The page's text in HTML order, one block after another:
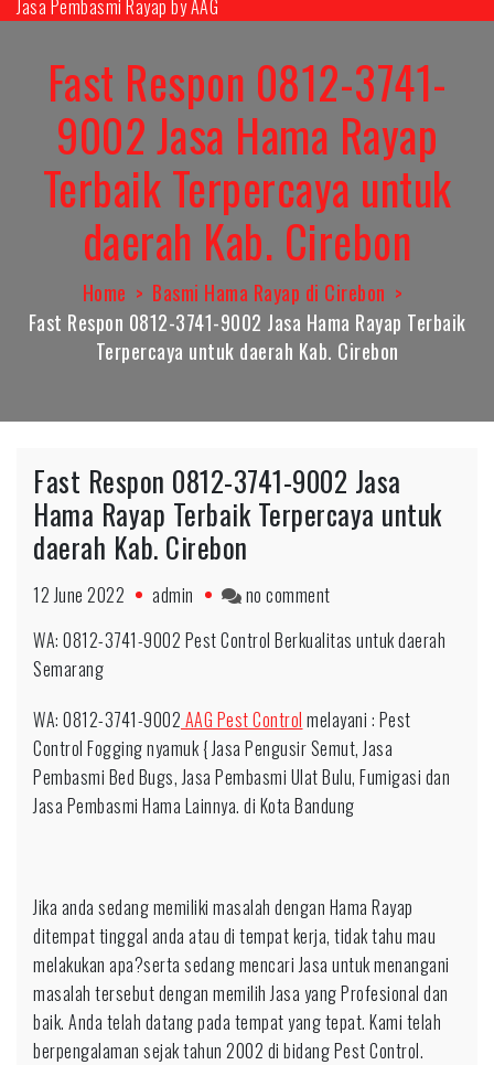
Skip
content
Jasa Pembasmi Rayap by AAG
Fast Respon 0812-3741-
9002 Jasa Hama Rayap
Terbaik Terpercaya untuk
daerah Kab. Cirebon
Home
Basmi Hama Rayap di Cirebon
Fast Respon 0812-3741-9002 Jasa Hama Rayap Terbaik
Terpercaya untuk daerah Kab. Cirebon
Fast Respon 0812-3741-9002 Jasa
Hama Rayap Terbaik Terpercaya untuk
daerah Kab. Cirebon
12 June 2022 admin no commenton
Respon
3741-
9002
Jasa
Hama
Rayap
untuk
daerah
Kab.
Cirebon
WA: 0812-3741-9002 Pest Control Berkualitas untuk daerah
Semarang
WA: 0812-3741-9002 AAG Pest Control melayani : Pest
Control Fogging nyamuk { Jasa Pengusir Semut, Jasa
Pembasmi Bed Bugs, Jasa Pembasmi Ulat Bulu, Fumigasi dan
Jasa Pembasmi Hama Lainnya. di Kota Bandung
Jika anda sedang memiliki masalah dengan Hama Rayap
ditempat tinggal anda atau di tempat kerja, tidak tahu mau
melakukan apa?serta sedang mencari Jasa untuk menangani
masalah tersebut dengan memilih Jasa yang Profesional dan
baik. Anda telah datang pada tempat yang tepat. Kami telah
berpengalaman sejak tahun 2002 di bidang Pest Control.